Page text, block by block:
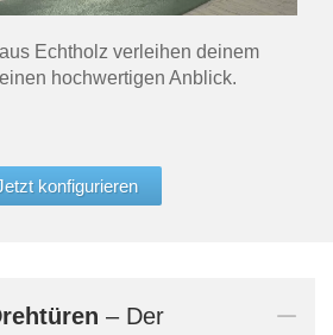
Echtholz verleihen deinem
hochwertigen Anblick.
konfigurieren
– Der